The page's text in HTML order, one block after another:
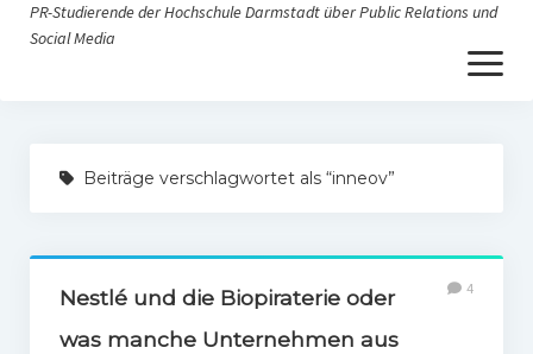
Nonprofit-PR
Social Media
PR-Theorie
PR-Studierende der Hochschule Darmstadt über Public Relations und
Social Media
Menü
öffnen
Impressum
Beiträge verschlagwortet als “inneov”
Nestlé und die Biopiraterie oder
was manche Unternehmen aus
4